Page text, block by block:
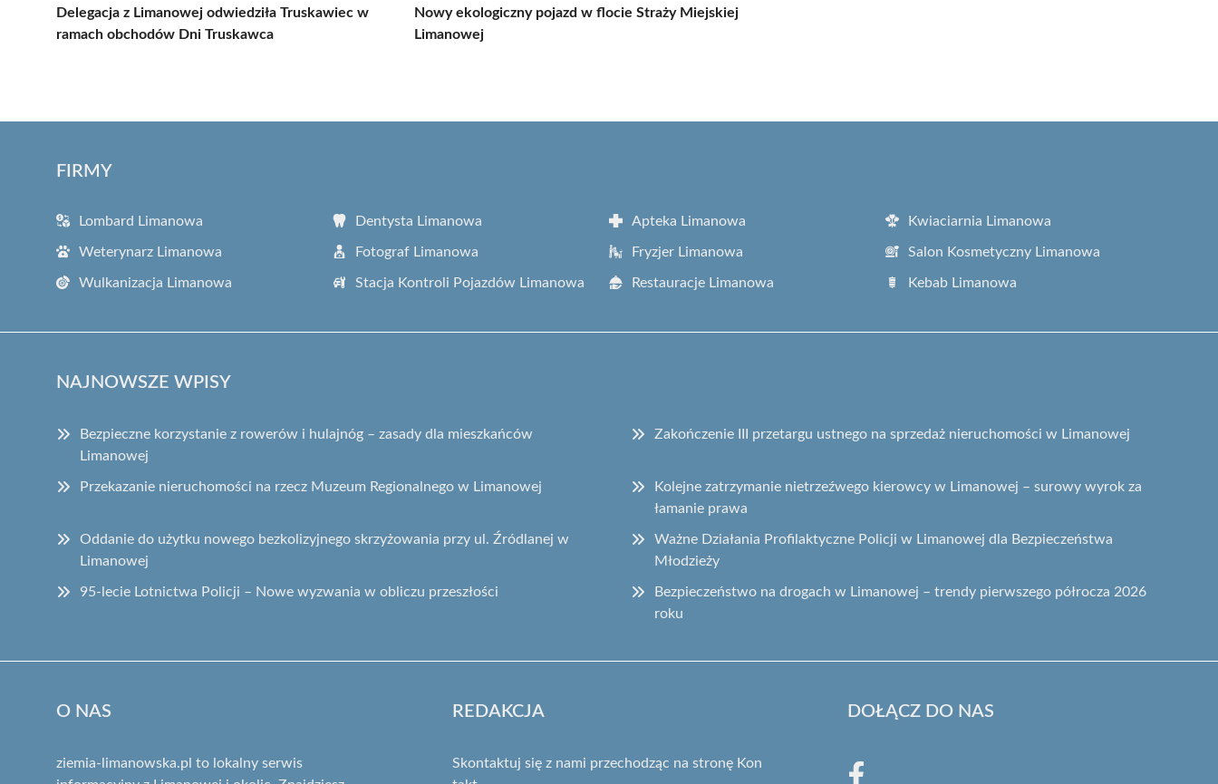
Delegacja z Limanowej odwiedziła Truskawiec w
ramach obchodów Dni Truskawca
Nowy ekologiczny pojazd w flocie Straży Miejskiej
Limanowej
FIRMY
Lombard Limanowa Dentysta Limanowa Apteka Limanowa Kwiaciarnia Limanowa
Weterynarz Limanowa Fotograf Limanowa Fryzjer Limanowa Salon Kosmetyczny Limanowa
Wulkanizacja Limanowa Stacja Kontroli Pojazdów Limanowa Restauracje Limanowa Kebab Limanowa
NAJNOWSZE WPISY
Bezpieczne korzystanie z rowerów i hulajnóg – zasady dla mieszkańców
Limanowej
Zakończenie III przetargu ustnego na sprzedaż nieruchomości w Limanowej
Przekazanie nieruchomości na rzecz Muzeum Regionalnego w Limanowej
Kolejne zatrzymanie nietrzeźwego kierowcy w Limanowej – surowy wyrok za
łamanie prawa
Oddanie do użytku nowego bezkolizyjnego skrzyżowania przy ul. Źródlanej w
Limanowej
Ważne Działania Profilaktyczne Policji w Limanowej dla Bezpieczeństwa
Młodzieży
95-lecie Lotnictwa Policji – Nowe wyzwania w obliczu przeszłości
Bezpieczeństwo na drogach w Limanowej – trendy pierwszego półrocza 2026
roku
O NAS
ziemia-limanowska.pl to lokalny serwis
REDAKCJA
Skontaktuj się z nami przechodząc na stronę Kon
DOŁĄCZ DO NAS